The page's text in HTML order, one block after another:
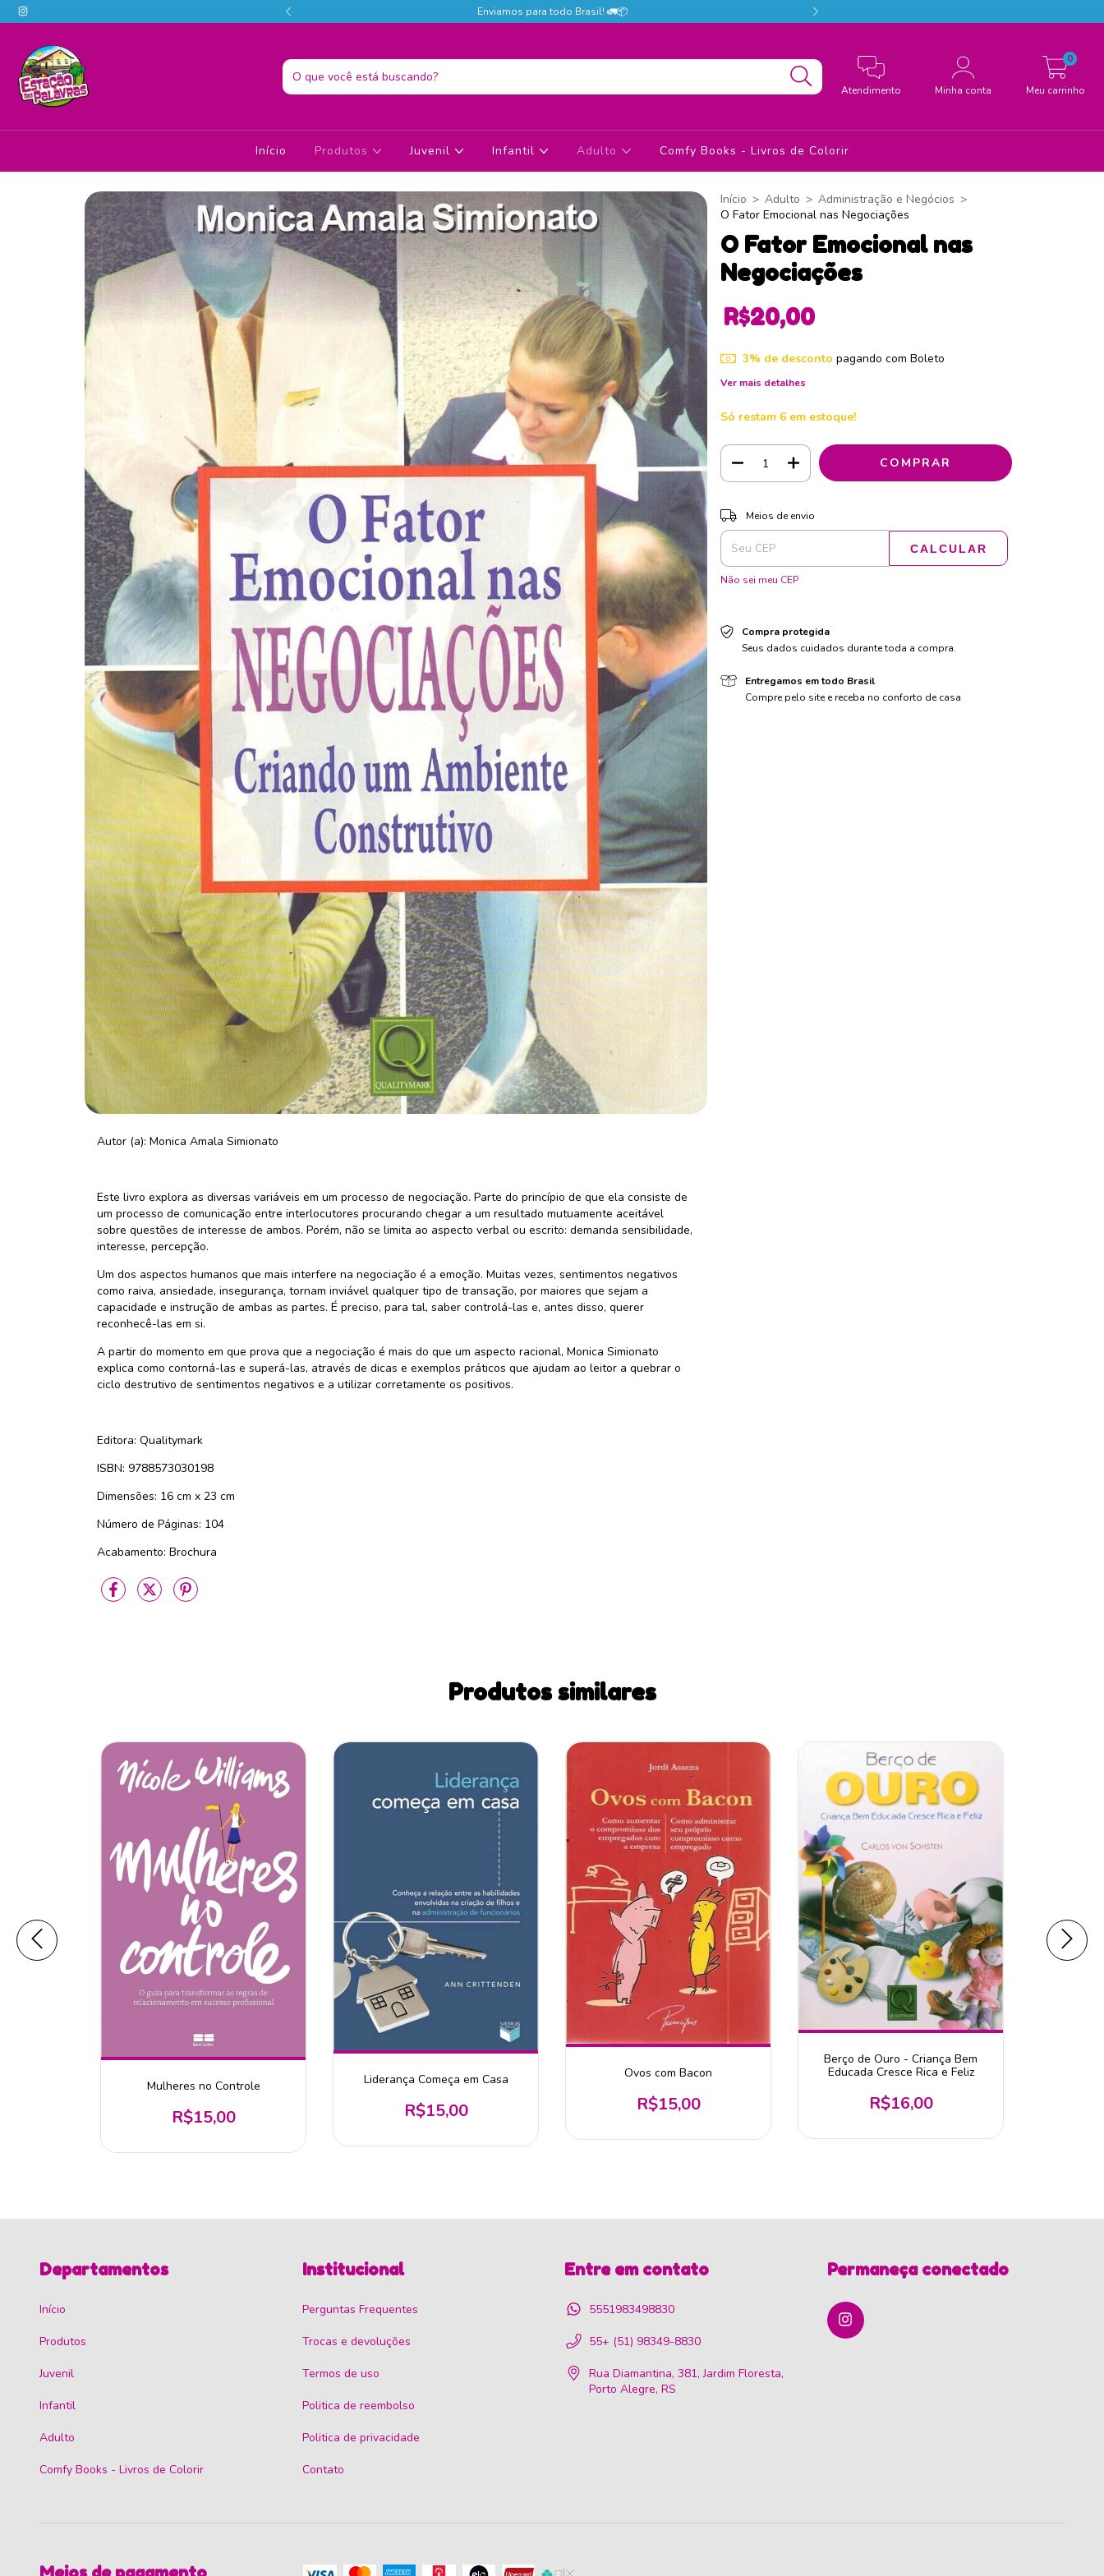
melhor da literatura em um só lugar! 📚📗 Enviamos para todo Brasil! 🚛📦
Atendimento Minha conta Meu carrinho
0
Início Produtos Juvenil Infantil Adulto Comfy Books - Livros de Colorir
Autor (a): Monica Amala Simionato
Este livro explora as diversas variáveis em um processo de negociação. Parte do princípio de que ela consiste de
um processo de comunicação entre interlocutores procurando chegar a um resultado mutuamente aceitável
sobre questões de interesse de ambos. Porém, não se limita ao aspecto verbal ou escrito: demanda sensibilidade,
interesse, percepção.
Um dos aspectos humanos que mais interfere na negociação é a emoção. Muitas vezes, sentimentos negativos
como raiva, ansiedade, insegurança, tornam inviável qualquer tipo de transação, por maiores que sejam a
capacidade e instrução de ambas as partes. É preciso, para tal, saber controlá-las e, antes disso, querer
reconhecê-las em si.
A partir do momento em que prova que a negociação é mais do que um aspecto racional, Monica Simionato
explica como contorná-las e superá-las, através de dicas e exemplos práticos que ajudam ao leitor a quebrar o
ciclo destrutivo de sentimentos negativos e a utilizar corretamente os positivos.
Editora: Qualitymark
ISBN: 9788573030198
Dimensões: 16 cm x 23 cm
Número de Páginas: 104
Acabamento: Brochura
Início > Adulto > Administração e Negócios >
O Fator Emocional nas Negociações
O Fator Emocional nas
Negociações
R$20,00
3% de desconto pagando com Boleto
Ver mais detalhes
Só restam 6 em estoque!
Entregas para o CEP:
Meios de envio
CALCULAR
Não sei meu CEP
Compra protegida
Seus dados cuidados durante toda a compra.
Entregamos em todo Brasil
Compre pelo site e receba no conforto de casa
Produtos similares
Mulheres no Controle
R$15,00
Liderança Começa em Casa
R$15,00
Ovos com Bacon
R$15,00
Berço de Ouro - Criança Bem
Educada Cresce Rica e Feliz
R$16,00
Departamentos
Início
Produtos
Juvenil
Infantil
Adulto
Comfy Books - Livros de Colorir
Institucional
Perguntas Frequentes
Trocas e devoluções
Termos de uso
Politica de reembolso
Politica de privacidade
Contato
Entre em contato
5551983498830
55+ (51) 98349-8830
Rua Diamantina, 381, Jardim Floresta,
Porto Alegre, RS
Permaneça conectado